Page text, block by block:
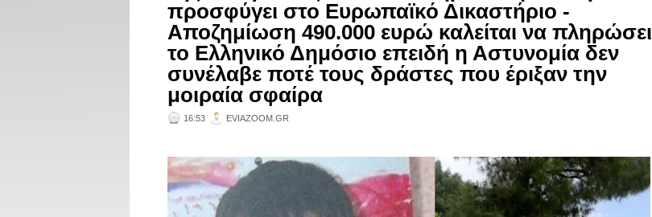
προσφύγει στο Ευρωπαϊκό Δικαστήριο -
Αποζημίωση 490.000 ευρώ καλείται να πληρώσει
το Ελληνικό Δημόσιο επειδή η Αστυνομία δεν
συνέλαβε ποτέ τους δράστες που έριξαν την
μοιραία σφαίρα
16:53 EVIAZOOM.GR